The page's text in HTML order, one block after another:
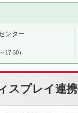
ンター
17:30）
スプレイ連